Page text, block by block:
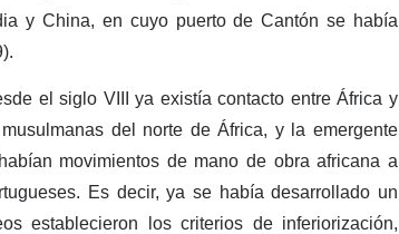
y China, en cuyo puerto de Cantón se había
el siglo VIII ya existía contacto entre África y
del norte de África, y la emergente
movimientos de mano de obra africana a
Es decir, ya se había desarrollado un
establecieron los criterios de inferiorización,